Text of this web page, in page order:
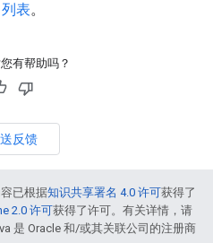
表。
有帮助吗？
反馈
已根据知识共享署名 4.0 许可获得了
2.0 许可获得了许可。有关详情，请
是 Oracle 和/或其关联公司的注册商